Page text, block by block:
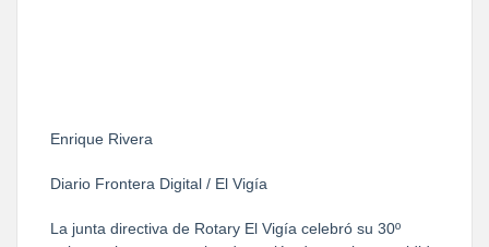
Enrique Rivera
Diario Frontera Digital / El Vigía
La junta directiva de Rotary El Vigía celebró su 30º